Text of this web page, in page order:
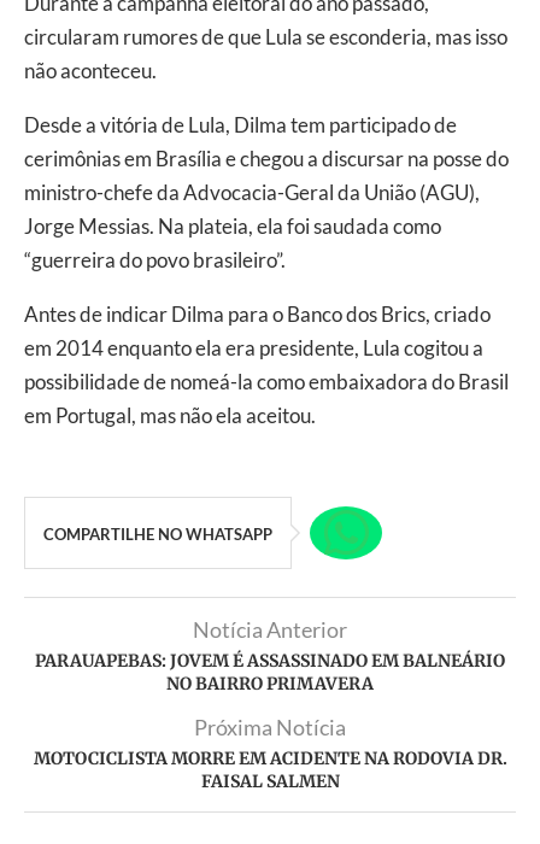
circularam rumores de que Lula se esconderia, mas isso
não aconteceu.
Desde a vitória de Lula, Dilma tem participado de
cerimônias em Brasília e chegou a discursar na posse do
ministro-chefe da Advocacia-Geral da União (AGU),
Jorge Messias. Na plateia, ela foi saudada como
“guerreira do povo brasileiro”.
Antes de indicar Dilma para o Banco dos Brics, criado
em 2014 enquanto ela era presidente, Lula cogitou a
possibilidade de nomeá-la como embaixadora do Brasil
em Portugal, mas não ela aceitou.
COMPARTILHE NO WHATSAPP
Notícia Anterior
PARAUAPEBAS: JOVEM É ASSASSINADO EM BALNEÁRIO
NO BAIRRO PRIMAVERA
Próxima Notícia
MOTOCICLISTA MORRE EM ACIDENTE NA RODOVIA DR.
FAISAL SALMEN